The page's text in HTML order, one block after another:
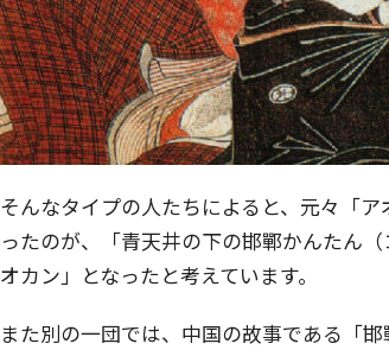
そんなタイプの人たちによると、元々「
ったのが、「青天井の下の邯鄲かんたん
オカン」となったと考えています。
また別の一団では、中国の故事である「